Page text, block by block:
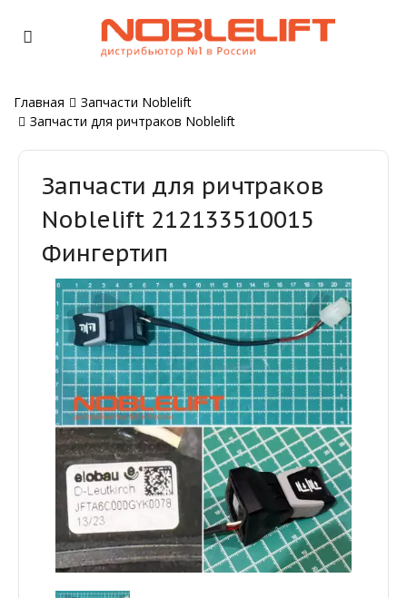
Главная
Запчасти Noblelift
Запчасти для ричтраков Noblelift
Запчасти для ричтраков
Noblelift 212133510015
Фингертип